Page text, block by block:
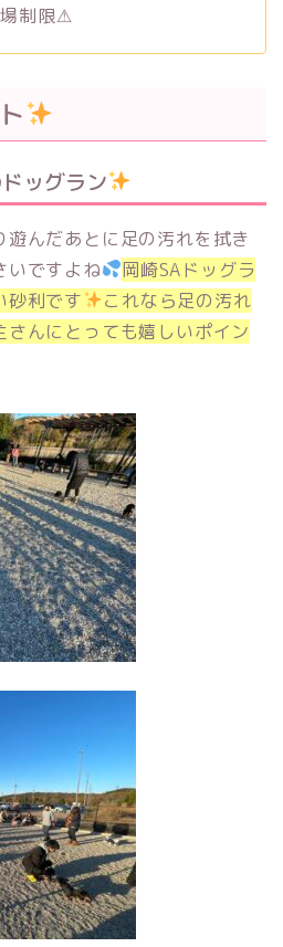
制限⚠︎
ッグラン
遊んだあとに足の汚れを拭き
いですよね
岡崎SAドッグラ
砂利です
これなら足の汚れ
んにとっても嬉しいポイン